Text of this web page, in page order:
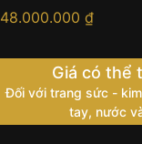
48.000.000 ₫
Giá có thể
Đối với trang sức -
tay, nước